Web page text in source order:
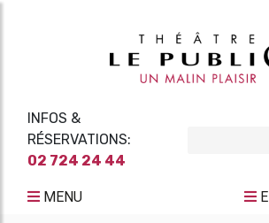
INFOS &
RÉSERVATIONS:
02 724 24 44
MENU